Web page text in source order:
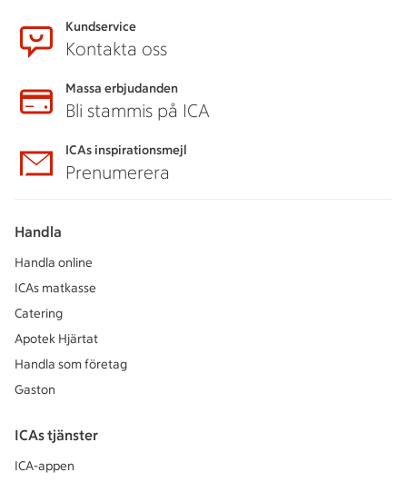
Kundservice
Kontakta oss
Massa erbjudanden
Bli stammis på ICA
ICAs inspirationsmejl
Prenumerera
Handla
Handla online
ICAs matkasse
Catering
Apotek Hjärtat
Handla som företag
Gaston
ICAs tjänster
ICA-appen